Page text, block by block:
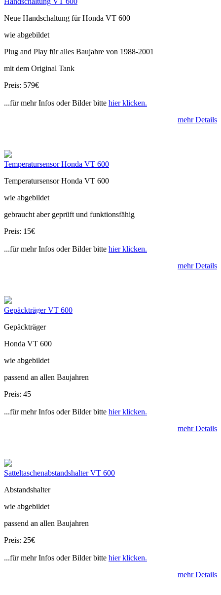
Neue Handschaltung für Honda VT 600
wie abgebildet
Plug and Play für alles Baujahre von 1988-2001
mit dem Original Tank
Preis: 579€
...für mehr Infos oder Bilder bitte hier klicken.
mehr Details
Temperatursensor Honda VT 600
Temperatursensor Honda VT 600
wie abgebildet
gebraucht aber geprüft und funktionsfähig
Preis: 15€
...für mehr Infos oder Bilder bitte hier klicken.
mehr Details
Gepäckträger VT 600
Gepäckträger
Honda VT 600
wie abgebildet
passend an allen Baujahren
Preis: 45
...für mehr Infos oder Bilder bitte hier klicken.
mehr Details
Satteltaschenabstandshalter VT 600
Abstandshalter
wie abgebildet
passend an allen Baujahren
Preis: 25€
...für mehr Infos oder Bilder bitte hier klicken.
mehr Details